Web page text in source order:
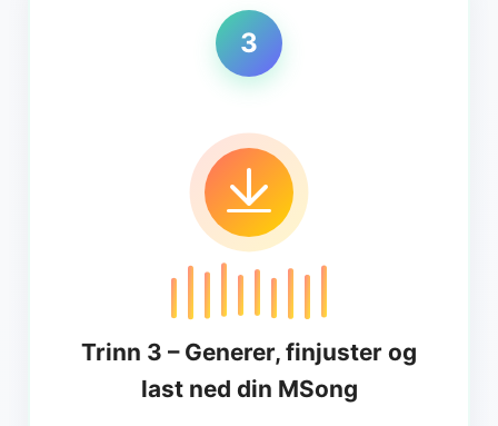
3
Trinn 3 – Generer, finjuster og
last ned din MSong